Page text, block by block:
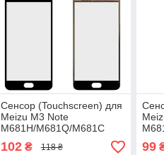
Сенсор (Touchscreen) для
Meizu M3 Note
M681H/M681Q/M681C
чорний
102₴ 118 ₴ 99